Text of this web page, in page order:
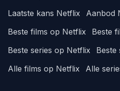
Laatste kans Netflix
Aanbod
Beste films op Netflix
Beste
Beste series op Netflix
Beste
Alle films op Netflix
Alle